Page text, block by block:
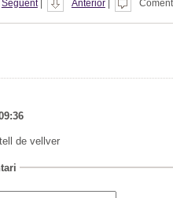
Següent| Anterior|
de vellver